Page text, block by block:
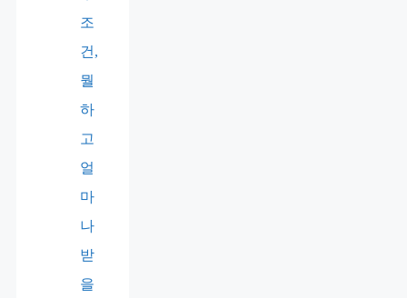
조
건,
뭘
하
고
얼
마
나
받
을